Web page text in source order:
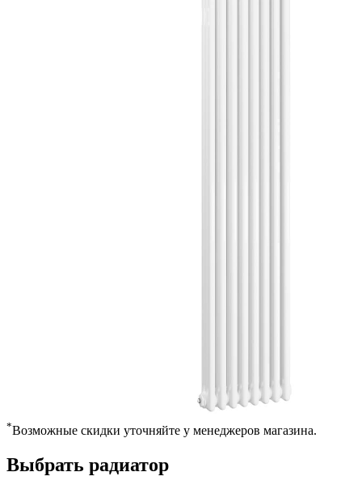
*Возможные скидки уточняйте у менеджеров магазина.
Выбрать радиатор